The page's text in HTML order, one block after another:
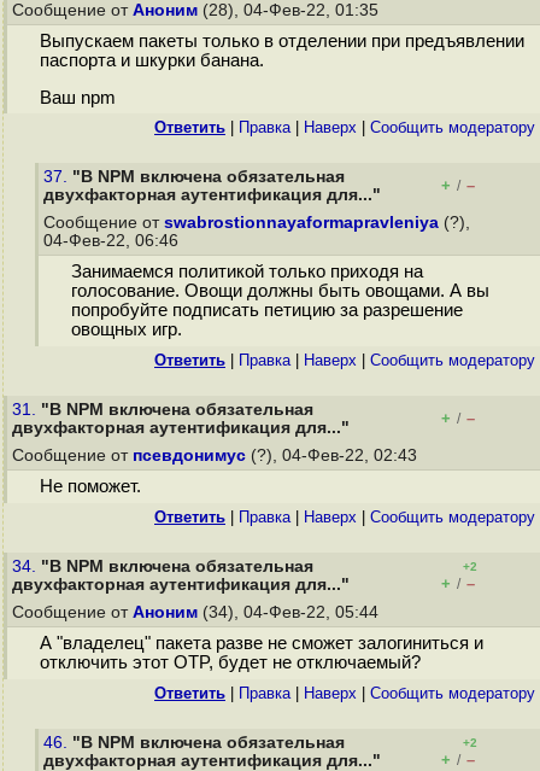
Сообщение от Аноним (28), 04-Фев-22, 01:35
Выпускаем пакеты только в отделении при предъявлении
паспорта и шкурки банана.
Ваш npm
Ответить Правка| Наверх Cообщить модератору
37. "В NPM включена обязательная
двухфакторная аутентификация для..."
+ / –
Сообщение от swabrostionnayaformapravleniya (?),
04-Фев-22, 06:46
Занимаемся политикой только приходя на
голосование. Овощи должны быть овощами. А вы
попробуйте подписать петицию за разрешение
овощных игр.
Ответить Правка| Наверх Cообщить модератору
31. "В NPM включена обязательная
двухфакторная аутентификация для..."
+ / –
Сообщение от псевдонимус (?), 04-Фев-22, 02:43
Не поможет.
Ответить Правка| Наверх Cообщить модератору
34. "В NPM включена обязательная
двухфакторная аутентификация для..."
+2
+ / –
Сообщение от Аноним (34), 04-Фев-22, 05:44
А "владелец" пакета разве не сможет залогиниться и
отключить этот OTP, будет не отключаемый?
Ответить Правка| Наверх Cообщить модератору
46. "В NPM включена обязательная
двухфакторная аутентификация для..."
+2
+ / –